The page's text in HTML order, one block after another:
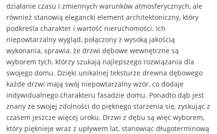
działanie czasu i zmiennych warunków atmosferycznych, ale
również stanowią elegancki element architektoniczny, który
podkreśla charakter i wartość nieruchomości. Ich
niepowtarzalny wygląd, połączony z wysoką jakością
wykonania, sprawia, że drzwi dębowe wewnętrzne są
wyborem tych, którzy szukają najlepszego rozwiązania dla
swojego domu. Dzięki unikalnej teksturze drewna dębowego
każde drzwi mają swój niepowtarzalny wzór, co dodaje
indywidualnego charakteru fasadzie domu. Ponadto dąb jest
znany ze swojej zdolności do pięknego starzenia się, zyskując z
czasem jeszcze więcej uroku. Drzwi z dębu są więc wyborem,
który pięknieje wraz z upływem lat, stanowiąc długoterminową